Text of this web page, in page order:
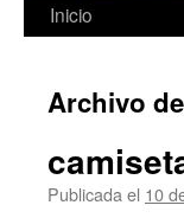
Saltar
contenido
Inicio
Archivo
Publicada el 10